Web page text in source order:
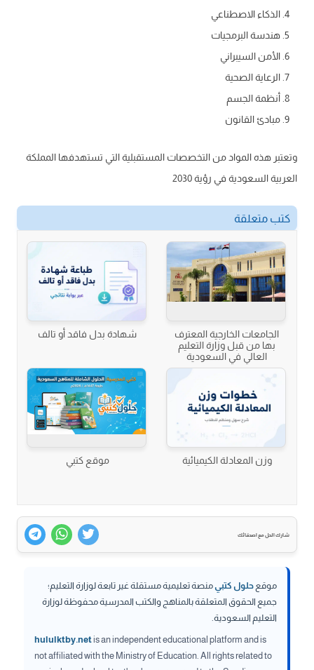
الذكاء الاصطناعي
هندسة البرمجيات
الأمن السيبراني
الرعاية الصحية
أنظمة الجسم
مبادئ القانون
وتعتبر هذه المواد من التخصصات المستقبلية التي تستهدفها المملكة
العربية السعودية في رؤية 2030
كتب متعلقة
الجامعات الخارجية المعترف
بها من قبل وزارة التعليم
العالي في السعودية
شهادة بدل فاقد أو تالف
وزن المعادلة الكيميائية موقع كتبي
شارك الحل مع اصدقائك
موقع حلول كتبيمنصة تعليمية مستقلة غير تابعة لوزارة التعليم؛
جميع الحقوق المتعلقة بالمناهج والكتب المدرسية محفوظة لوزارة
التعليم السعودية.
hululktby.netis an independent educational platform and is
not affiliated with the Ministry of Education. All rights related to